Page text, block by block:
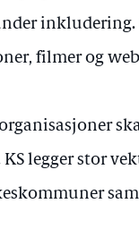
filmer og
legger stor